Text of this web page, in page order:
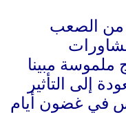
من الصعب
ملموسة مبينا
إلى التأثير
في غضون أيام